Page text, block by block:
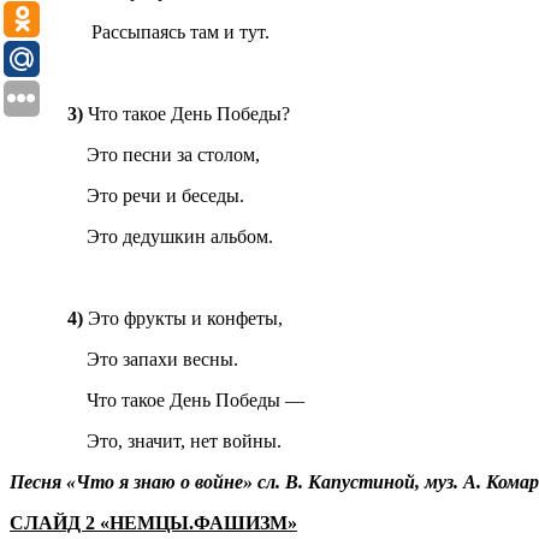
Рассыпаясь там и тут.
3) Что такое День Победы?
Это песни за столом,
Это речи и беседы.
Это дедушкин альбом.
4) Это фрукты и конфеты,
Это запахи весны.
Что такое День Победы —
Это, значит, нет войны.
Песня «Что я знаю о войне» сл. В. Капустиной, муз. А.
СЛАЙД 2 «НЕМЦЫ.ФАШИЗМ»